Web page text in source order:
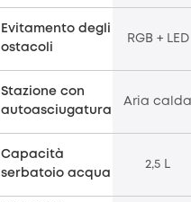
Evitamento degli
ostacoli
RGB + LED
Stazione con
autoasciugatura
Aria calda
Capacità
serbatoio acqua
2,5 L